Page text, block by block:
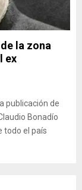
la zona
ex
publicación de
Bonadío
todo el país